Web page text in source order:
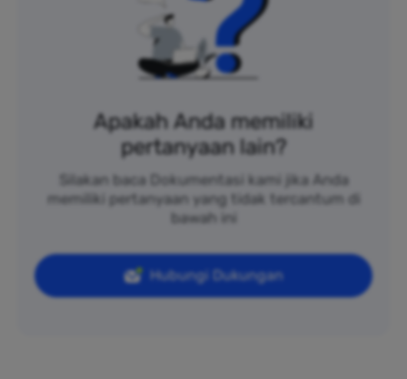
Apakah Anda memiliki
pertanyaan lain?
Silakan baca Dokumentasi kami jika Anda
memiliki pertanyaan yang tidak tercantum di
bawah ini
Hubungi Dukungan